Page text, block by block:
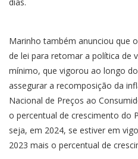
Marinho também anunciou que
de lei para retomar a política de
mínimo, que vigorou ao longo
assegurar a recomposição da
Nacional de Preços ao
o percentual de crescimento do
seja, em 2024, se estiver em
2023 mais o percentual de